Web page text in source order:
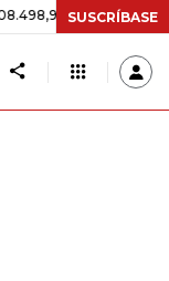
+$ 8.753,81 +2,19%
SUSCRÍBASE